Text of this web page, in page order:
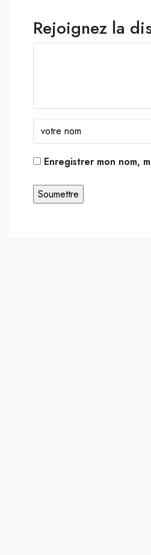
Rejoignez la
Enregistrer mon nom,